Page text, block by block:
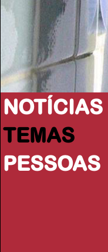
NOTÍCIAS
TEMAS
PESSOAS